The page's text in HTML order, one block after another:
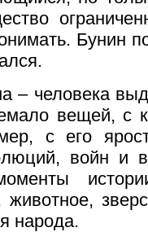
Бунин
– человека
вещей, с
с его
войн и
народа.